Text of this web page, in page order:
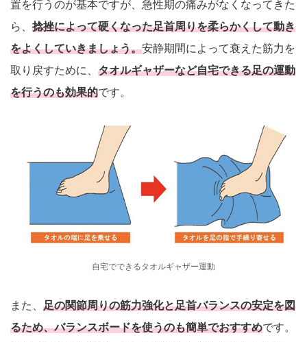
置を行うのが基本ですが、急性期の痛みがなくなってきた
ら、 捻挫によって硬くなった足首周りを柔らかくして動き
をよくしていきましょう。安静期間によって衰えた筋力を
取り戻すために、 タオルギャザーなど自宅できる足の運動
を行うのも効果的です。
自宅でできるタオルギャザー運動
また、 足の関節周りの筋力強化と足首バランスの安定を図
るため、バランスボードを使うのも簡単でおすすめです。